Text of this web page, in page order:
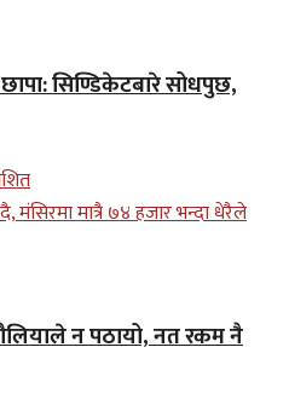
सिण्डिकेटबारे सोधपुछ,
न पठायो, नत रकम नै